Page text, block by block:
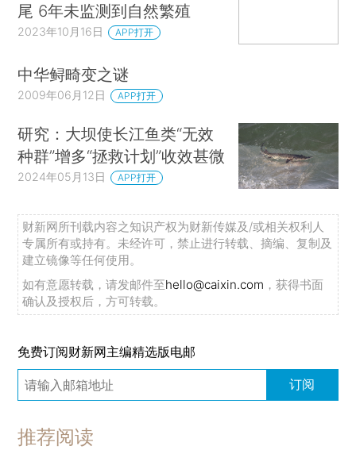
尾 6年未监测到自然繁殖
2023年10月16日 APP打开
中华鲟畸变之谜
2009年06月12日 APP打开
研究：大坝使长江鱼类“无效
种群”增多“拯救计划”收效甚微
2024年05月13日 APP打开
财新网所刊载内容之知识产权为财新传媒及/或相关权利人
专属所有或持有。未经许可，禁止进行转载、摘编、复制及
建立镜像等任何使用。
如有意愿转载，请发邮件至hello@caixin.com ，获得书面
确认及授权后，方可转载。
免费订阅财新网主编精选版电邮
订阅
推荐阅读